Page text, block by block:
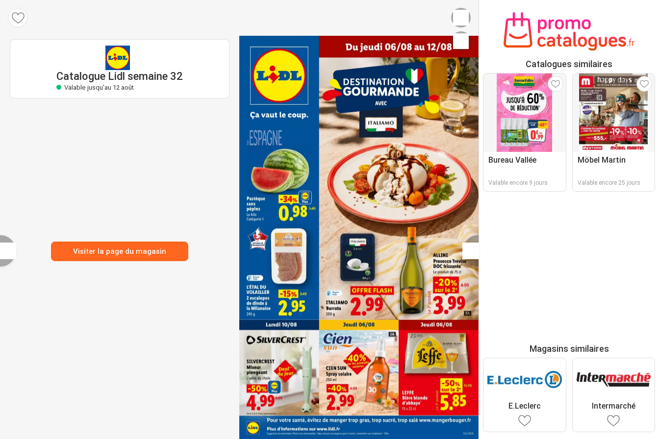
Catalogue Lidl semaine 32
Valable jusqu'au 12 août
Visiter la page du magasin
Catalogues similaires
Bureau Vallée
Valable encore 9 jours
Möbel Martin
Valable encore 25 jours
Magasins similaires
E.Leclerc Intermarché